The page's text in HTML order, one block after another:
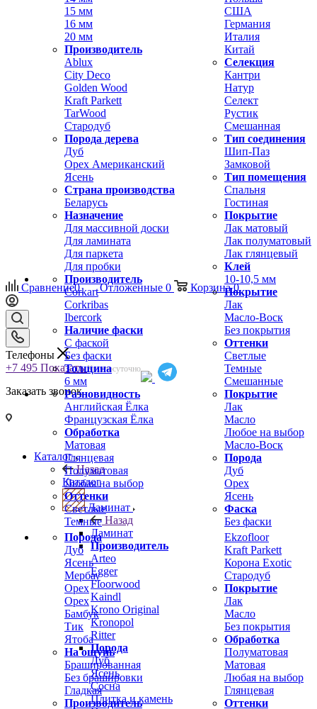
15 мм
16 мм
20 мм
Производитель
Ablux
City Deco
Golden Wood
Kraft Parkett
TarWood
Стародуб
Порода дерева
Дуб
Орех Американский
Ясень
Страна производства
Беларусь
США
Германия
Италия
Китай
Селекция
Кантри
Натур
Селект
Рустик
Смешанная
Тип соединения
Шип-Паз
Замковой
Тип помещения
Спальня
Гостиная
Назначение
Для массивной доски
Для ламината
Для паркета
Для пробки
Покрытие
Лак матовый
Лак полуматовый
Лак глянцевый
Клей
Производитель
Corkart
Corkribas
Ibercork
Наличие фаски
С фаской
Без фаски
Толщина
6 мм
10-10,5 мм
Покрытие
Лак
Масло-Воск
Без покрытия
Оттенки
Светлые
Темные
Смешанные
Разновидность
Английская Ёлка
Французская Ёлка
Обработка
Матовая
Глянцевая
Полуматовая
Любая на выбор
Оттенки
Светлые
Темные
Покрытие
Лак
Масло
Любое на выбор
Масло-Воск
Порода
Дуб
Орех
Ясень
Фаска
Без фаски
Порода
Дуб
Ясень
Мербау
Орех
Орех
Бамбук
Тик
Ятоба
На ощупь
Брашированная
Без брашировки
Гладкая
Производитель
Ekzofloor
Kraft Parkett
Корона Exotic
Стародуб
Покрытие
Лак
Масло
Без покрытия
Обработка
Полуматовая
Матовая
Любая на выбор
Глянцевая
Оттенки
Сравнение0 Отложенные 0 Корзина 0
Телефоны
+7 495 Показать Круглосуточно
Заказать звонок
Каталог
Назад
Каталог
Ламинат
Назад
Ламинат
Производитель
Arteo
Egger
Floorwood
Kaindl
Krono Original
Kronopol
Ritter
Порода
Дуб
Ясень
Сосна
Плитка и камень